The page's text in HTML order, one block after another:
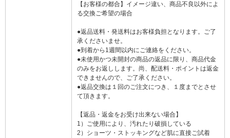
【お客様の都合】イメージ違い、商品不良以外によ
る交換ご希望の場合
●返品送料・発送料はお客様負担となります。ご了
承くださいませ。
●到着から1週間以内にご連絡をください。
●未使用かつ未開封の商品の返品に限り、商品代金
のみをお返しします。尚、配送料・ポイントは返金
できませんので、ご了承ください。
●返品交換は１回のご注文につき、１度までとさせ
て頂きます。
【返品・返金をお受け出来ない場合】
1）ご使用により、汚れたり破損している
2）ショーツ・ストッキングなど肌に直接ご試着